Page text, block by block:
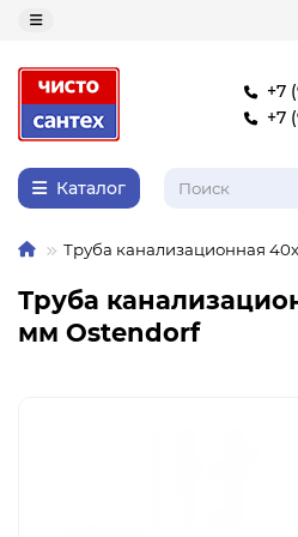
+7
+7
Каталог
Труба канализационная
Труба
мм Ostendorf